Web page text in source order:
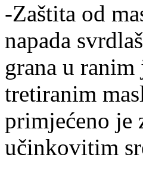
-Zaštita od
napada
grana u
tretiranim
primjećeno je
učinkovitim